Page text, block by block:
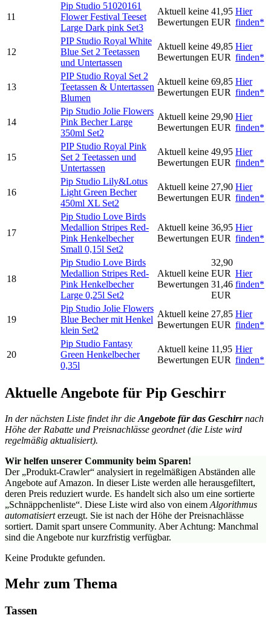
11
Pip Studio 51020161
Flower Festival Teeset
Large Dark pink Set3
Aktuell keine
Bewertungen
41,95
EUR
Hier
finden*
12
PIP Studio Royal White
Blue Set 2 Teetassen
und Untertassen
Aktuell keine
Bewertungen
49,85
EUR
Hier
finden*
13
PIP Studio Royal Set 2
Teetassen & Untertassen
Blumen
Aktuell keine
Bewertungen
69,85
EUR
Hier
finden*
14
Pip Studio Jolie Flowers
Pink Becher Large
350ml Set2
Aktuell keine
Bewertungen
29,90
EUR
Hier
finden*
15
PIP Studio Royal Pink
Set 2 Teetassen und
Untertassen
Aktuell keine
Bewertungen
49,95
EUR
Hier
finden*
16
Pip Studio Lily&Lotus
Light Green Becher
450ml XL Set2
Aktuell keine
Bewertungen
27,90
EUR
Hier
finden*
17
Pip Studio Love Birds
Medallion Stripes Red-
Pink Henkelbecher
Small 0,15l Set2
Aktuell keine
Bewertungen
36,95
EUR
Hier
finden*
18
Pip Studio Love Birds
Medallion Stripes Red-
Pink Henkelbecher
Large 0,25l Set2
Aktuell keine
Bewertungen
32,90
EUR
31,46
EUR
Hier
finden*
19
Pip Studio Jolie Flowers
Blue Becher mit Henkel
klein Set2
Aktuell keine
Bewertungen
27,85
EUR
Hier
finden*
20
Pip Studio Fantasy
Green Henkelbecher
0,35l
Aktuell keine
Bewertungen
11,95
EUR
Hier
finden*
Aktuelle Angebote für Pip Geschirr
In der nächsten Liste findet ihr die Angebote für das Geschirr nach
Höhe der Rabatte und Preisnachlässe geordnet (die Liste wird
regelmäßig aktualisiert).
Wir helfen unserer Community beim Sparen!
Der „Produkt-Crawler“ analysiert in regelmäßigen Abständen alle
Angebote auf Amazon. In dieser Liste werden alle herausgefiltert,
deren Preis reduziert wurde. Es handelt sich also um eine sortierte
„Schnäppchenliste“. Diese Liste wird also von einem Algorithmus
automatisierterzeugt. Sie ist nach der Höhe der Preisnachlässe
sortiert. Damit spart unsere Community. Aber Achtung: Manchmal
sind die Angebote nur kurzfristig verfügbar.
Keine Produkte gefunden.
Mehr zum Thema
Tassen